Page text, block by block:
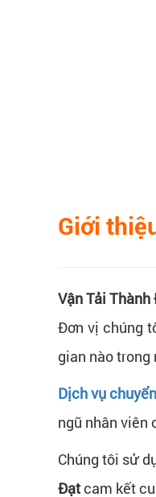
Giới
Vận Tải Thành
Đơn vị chúng
gian nào trong
Dịch vụ
ngũ nhân viên
Chúng tôi sử
Đạtcam kết